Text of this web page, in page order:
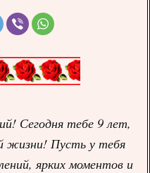
Сегодня тебе 9 лет,
жизни! Пусть у тебя
ярких моментов и